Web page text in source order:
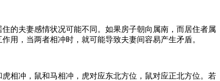
的夫妻感情状况可能不同。如果房子朝向属南，而居住者属
用，当两者相冲时，就可能导致夫妻间容易产生矛盾。
相冲，鼠和马相冲，虎对应东北方位，鼠对应正北方位。若